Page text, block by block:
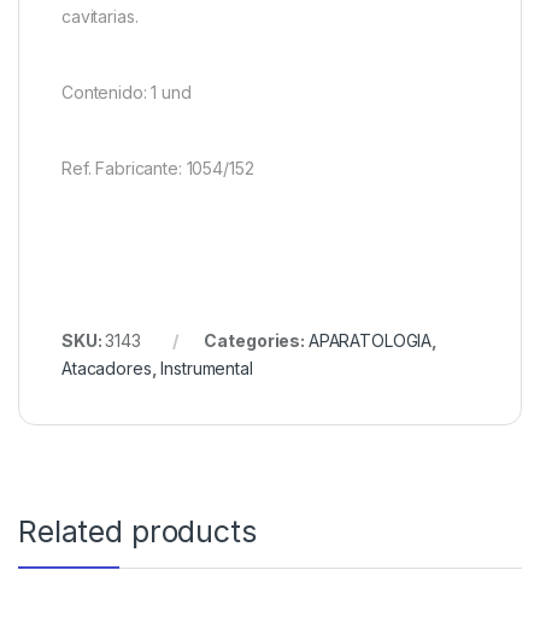
cavitarias.
Contenido: 1 und
Ref. Fabricante: 1054/152
SKU:3143 Categories: APARATOLOGIA
Atacadores ,Instrumental
Related products